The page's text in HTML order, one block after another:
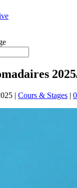
| Cours & Stages |